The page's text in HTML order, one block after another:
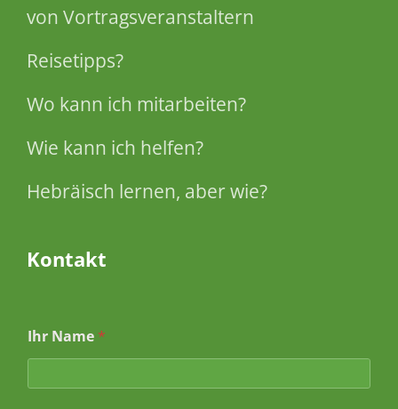
von Vortragsveranstaltern
Reisetipps?
Wo kann ich mitarbeiten?
Wie kann ich helfen?
Hebräisch lernen, aber wie?
Kontakt
Ihr Name *